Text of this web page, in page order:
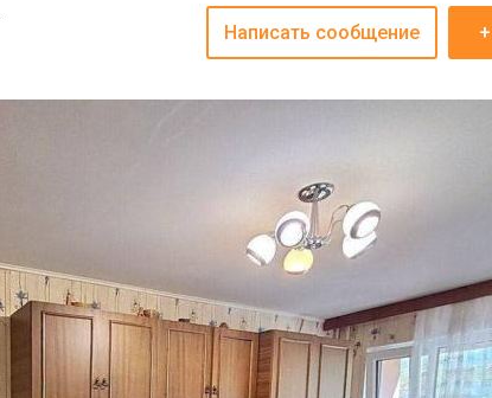
Написать сообщение